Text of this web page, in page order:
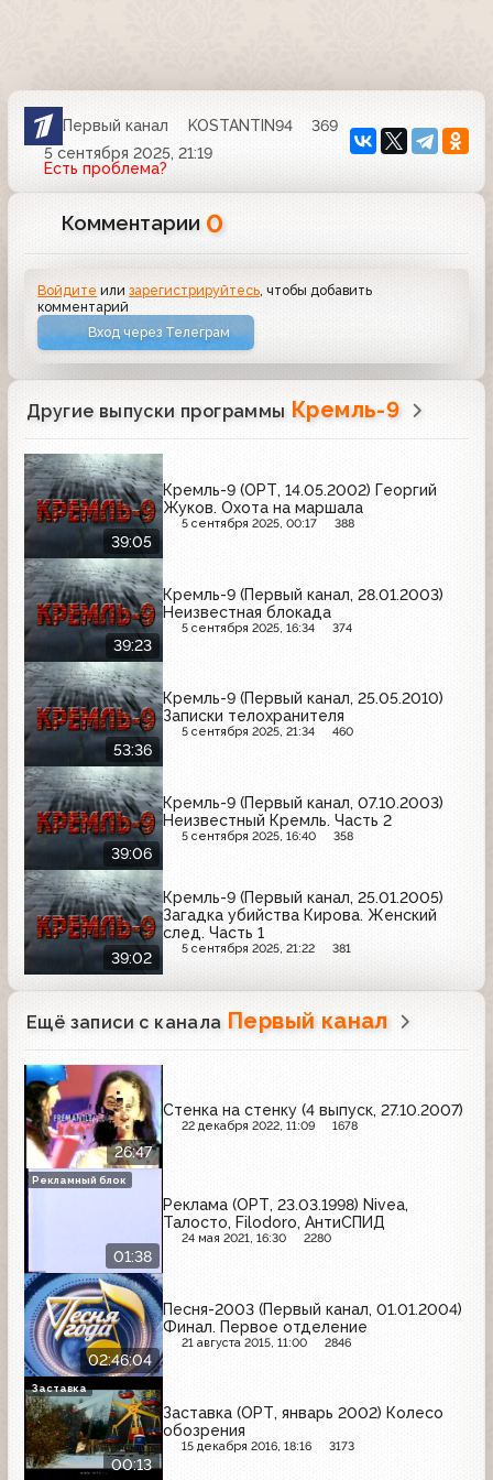
Первый канал KOSTANTIN94
369
5 сентября 2025, 21:19
Есть проблема?
Комментарии 0
Войдите илизарегистрируйтесь , чтобы добавить
комментарий
Вход через Телеграм
Другие выпуски программы Кремль-9
39:05
Кремль-9 (ОРТ, 14.05.2002) Георгий
Жуков. Охота на маршала
5 сентября 2025, 00:17 388
39:23
Кремль-9 (Первый канал, 28.01.2003)
Неизвестная блокада
5 сентября 2025, 16:34 374
53:36
Кремль-9 (Первый канал, 25.05.2010)
Записки телохранителя
5 сентября 2025, 21:34 460
39:06
Кремль-9 (Первый канал, 07.10.2003)
Неизвестный Кремль. Часть 2
5 сентября 2025, 16:40 358
39:02
Кремль-9 (Первый канал, 25.01.2005)
Загадка убийства Кирова. Женский
след. Часть 1
5 сентября 2025, 21:22 381
Ещё записи с канала Первый канал
26:47
Стенка на стенку (4 выпуск, 27.10.2007)
22 декабря 2022, 11:09 1678
01:38
Реклама (ОРТ, 23.03.1998) Nivea,
Талосто, Filodoro, АнтиСПИД
24 мая 2021, 16:30 2280
Рекламный блок
02:46:04
Песня-2003 (Первый канал, 01.01.2004)
Финал. Первое отделение
21 августа 2015, 11:00 2846
00:13
Заставка (ОРТ, январь 2002) Колесо
обозрения
15 декабря 2016, 18:16 3173
Заставка